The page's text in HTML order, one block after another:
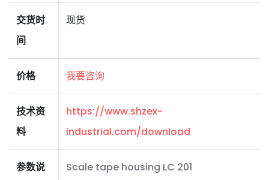
交货时
间
现货
价格 我要咨询
技术资
料
https://www.shzex-
industrial.com/download
参数说
Scale tape housing LC 201